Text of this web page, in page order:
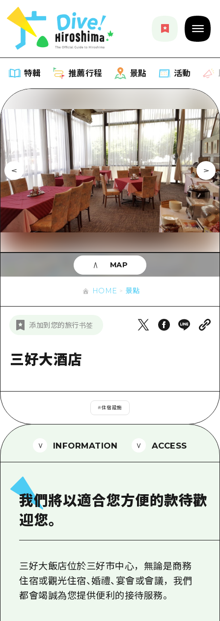
特輯 推薦行程 景點 活動
特輯
列表
推薦
藝術
活動·廟會
美食·酒水
購物
運動
夜晚生活
標準
治癒
推薦行程
列表
Dive! Hiroshima 官方向導
廣島隨意旅行
廣島市內
安芸
答對了
宮島周邊
短途旅行
一日遊
1晚2天
2晚3天
景點
列表
廣島市內
安芸
答對了
美北
東山口
愛媛
活動
即時訊息
有用的信息
列表
超值遊覽門票
廣島免費 Wi-Fi
常見問題
新聞
HOME 景點
添加到您的旅行书签
三好大酒店
#住宿設施
MAP
INFORMATION ACCESS
我們將以適合您方便的款待歡
迎您。
三好大飯店位於三好市中心，無論是商務
住宿或觀光住宿、婚禮、宴會或會議，我們
都會竭誠為您提供便利的接待服務。